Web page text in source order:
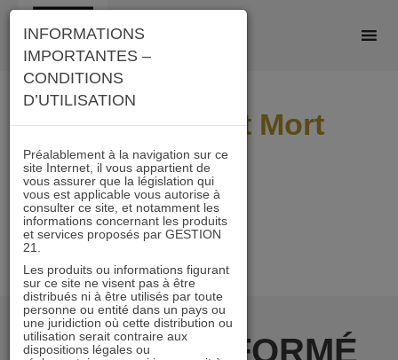
Skip
content
Article Point Mort
d’ANR
RESTER INFORMÉ
INFORMATIONS
IMPORTANTES –
CONDITIONS
D’UTILISATION
Préalablement à la navigation sur ce
site Internet, il vous appartient de
vous assurer que la législation qui
vous est applicable vous autorise à
consulter ce site, et notamment les
informations concernant les produits
et services proposés par GESTION
21.
Les produits ou informations figurant
sur ce site ne visent pas à être
distribués ni à être utilisés par toute
personne ou entité dans un pays ou
une juridiction où cette distribution ou
utilisation serait contraire aux
dispositions légales ou